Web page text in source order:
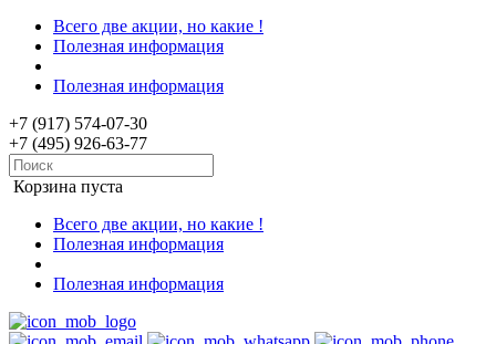
Всего две акции, но какие !
Полезная информация
Полезная информация
+7 (917) 574-07-30
+7 (495) 926-63-77
Корзина пуста
Всего две акции, но какие !
Полезная информация
Полезная информация